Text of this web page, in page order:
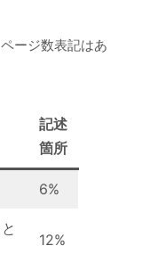
ージ数表記はあ
記述
箇所
6%
12%